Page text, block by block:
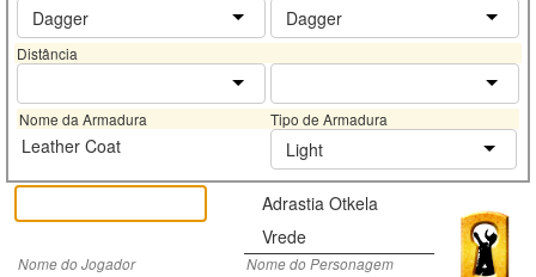
Dagger Dagger
Distância
Nome da Armadura Tipo de Armadura
Leather Coat Light
Adrastia Otkela
Vrede
Nome do Jogador Nome do Personagem